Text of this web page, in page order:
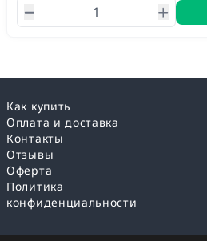
Как купить
Оплата и доставка
Контакты
Отзывы
Оферта
Политика
конфиденциальности